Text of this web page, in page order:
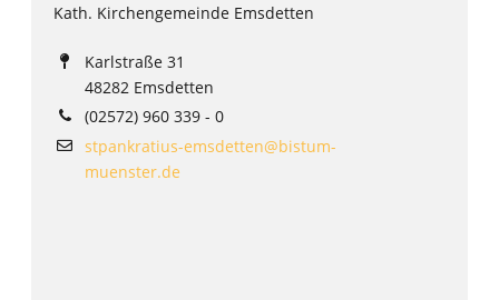
Kath. Kirchengemeinde Emsdetten
Karlstraße 31
48282 Emsdetten
(02572) 960 339 - 0
stpankratius-emsdetten@bistum-
muenster.de